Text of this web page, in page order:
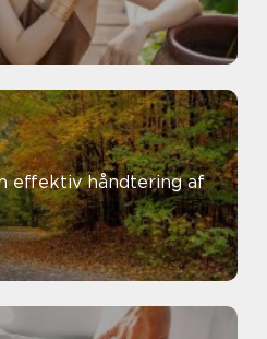
effektiv håndtering af